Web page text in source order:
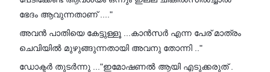
ഭേദം ആവുന്നതാണ് ...."
അവൻ പാതിയെ കേട്ടുള്ളൂ ...കാൻസർ എന്ന പേര് മാത്രം
ചെവിയിൽ മുഴുങ്ങുന്നതായി അവനു തോന്നി .."
ഡോക്ടർ തുടർന്നു ..."ഇമോഷണൽ ആയി എടുക്കരുത് .